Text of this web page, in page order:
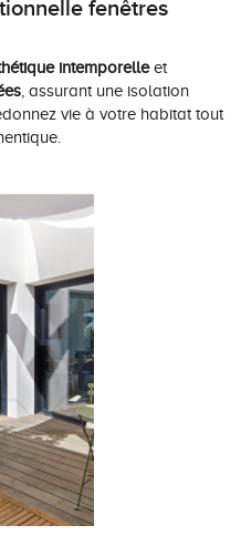
fenêtres
intemporelleet
, assurant une isolation
vie à votre habitat tout